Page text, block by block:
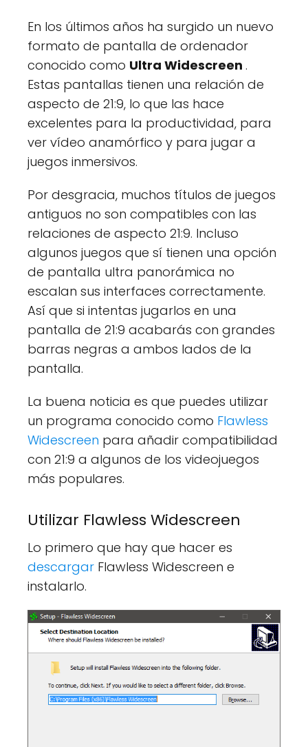
En los últimos años ha surgido un nuevo
formato de pantalla de ordenador
conocido como Ultra Widescreen .
Estas pantallas tienen una relación de
aspecto de 21:9, lo que las hace
excelentes para la productividad, para
ver vídeo anamórfico y para jugar a
juegos inmersivos.
Por desgracia, muchos títulos de juegos
antiguos no son compatibles con las
relaciones de aspecto 21:9. Incluso
algunos juegos que sí tienen una opción
de pantalla ultra panorámica no
escalan sus interfaces correctamente.
Así que si intentas jugarlos en una
pantalla de 21:9 acabarás con grandes
barras negras a ambos lados de la
pantalla.
La buena noticia es que puedes utilizar
un programa conocido como Flawless
Widescreen para añadir compatibilidad
con 21:9 a algunos de los videojuegos
más populares.
Utilizar Flawless Widescreen
Lo primero que hay que hacer es
descargar Flawless Widescreen e
instalarlo.